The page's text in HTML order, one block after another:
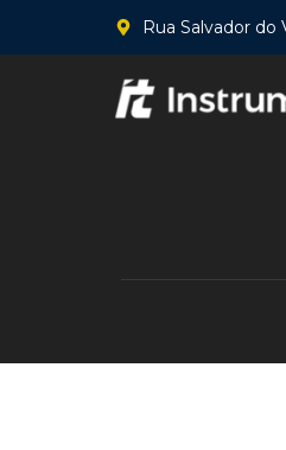
Rua Salvador do